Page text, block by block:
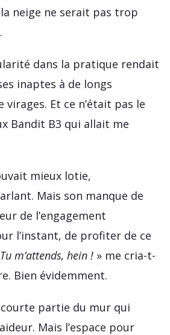
neige ne serait pas trop
dans la pratique rendait
inaptes à de longs
virages. Et ce n’était pas le
Bandit B3 qui allait me
mieux lotie,
Mais son manque de
de l’engagement
l’instant, de profiter de ce
Tu m’attends, hein ! » me cria-t-
Bien évidemment.
courte partie du mur qui
Mais l’espace pour